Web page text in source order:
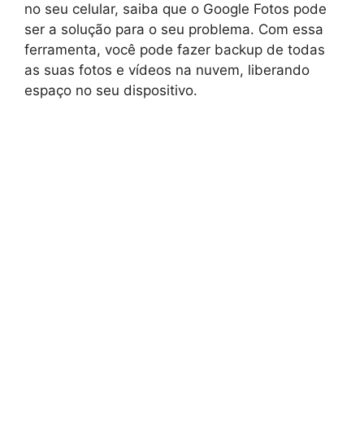
no seu celular, saiba que o Google Fotos pode
ser a solução para o seu problema. Com essa
ferramenta, você pode fazer backup de todas
as suas fotos e vídeos na nuvem, liberando
espaço no seu dispositivo.